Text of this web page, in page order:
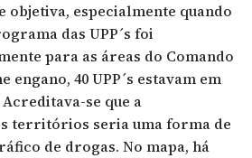
objetiva, especialmente quando
das UPP´s foi
para as áreas do Comando
engano, 40 UPP´s estavam em
se que a
territórios seria uma forma de
de drogas. No mapa, há